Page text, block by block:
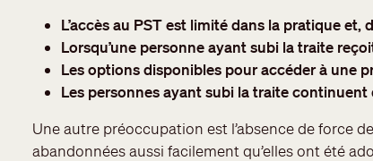
L’accès au PST est limité dans la pratique
Lorsqu’une personne ayant subi la traite
Les options disponibles pour accéder à une
Les personnes ayant subi la traite
Une autre préoccupation est l’absence de force
abandonnées aussi facilement qu’elles ont été